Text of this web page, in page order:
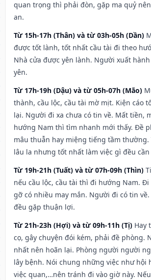
quan trọng thì phải đòn, gặp ma quỷ
an.
Từ 15h-17h (Thân) và từ 03h-05h (Dần)
được tốt lành, tốt nhất cầu tài đi theo
Nhà cửa được yên lành. Người xuất
yên.
Từ 17h-19h (Dậu) và từ 05h-07h (Mão)
thành, cầu lộc, cầu tài mờ mịt. Kiện cáo
lại. Người đi xa chưa có tin về. Mất tiền,
hướng Nam thì tìm nhanh mới thấy. Đề
mâu thuẫn hay miệng tiếng tầm thường.
lâu la nhưng tốt nhất làm việc gì đều cần
Từ 19h-21h (Tuất) và từ 07h-09h (Thìn)
nếu cầu lộc, cầu tài thì đi hướng Nam. Đi
gỡ có nhiều may mắn. Người đi có tin
đều gặp thuận lợi.
Từ 21h-23h (Hợi) và từ 09h-11h (Tị) Hay
cọ, gây chuyện đói kém, phải đề phòng.
nhất nên hoãn lại. Phòng người người
lây bệnh. Nói chung những việc như hội
việc quan,…nên tránh đi vào giờ này.